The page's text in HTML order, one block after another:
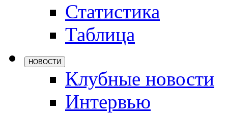
Статистика
Таблица
НОВОСТИ
Клубные новости
Интервью